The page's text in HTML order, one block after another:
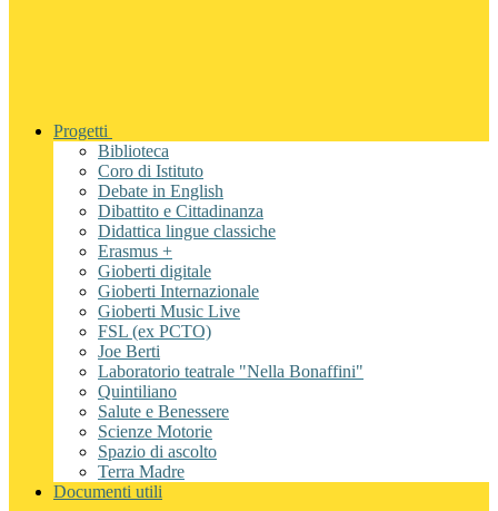
Progetti
Biblioteca
Coro di Istituto
Debate in English
Dibattito e Cittadinanza
Didattica lingue classiche
Erasmus +
Gioberti digitale
Gioberti Internazionale
Gioberti Music Live
FSL (ex PCTO)
Joe Berti
Laboratorio teatrale "Nella Bonaffini"
Quintiliano
Salute e Benessere
Scienze Motorie
Spazio di ascolto
Terra Madre
Documenti utili